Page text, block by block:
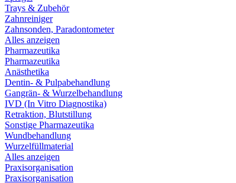
Trays & Zubehör
Zahnreiniger
Zahnsonden, Paradontometer
Alles anzeigen
Pharmazeutika
Pharmazeutika
Anästhetika
Dentin- & Pulpabehandlung
Gangrän- & Wurzelbehandlung
IVD (In Vitro Diagnostika)
Retraktion, Blutstillung
Sonstige Pharmazeutika
Wundbehandlung
Wurzelfüllmaterial
Alles anzeigen
Praxisorganisation
Praxisorganisation